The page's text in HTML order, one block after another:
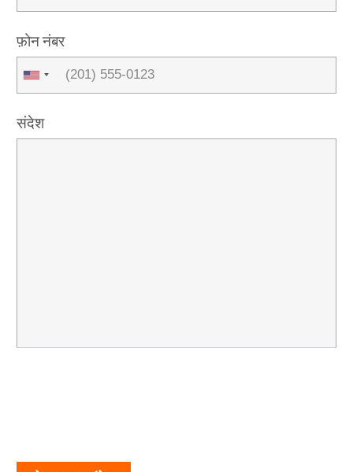
फ़ोन नंबर
संदेश